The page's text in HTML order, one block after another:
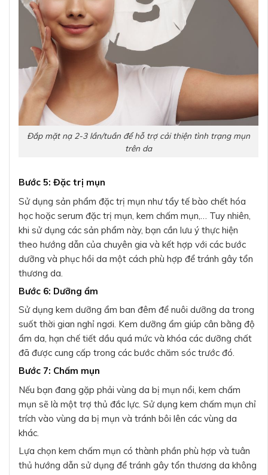
Đắp mặt nạ 2-3 lần/tuần để hỗ trợ cải thiện tình trạng mụn
trên da
Bước 5: Đặc trị mụn
Sử dụng sản phẩm đặc trị mụn như tẩy tế bào chết hóa
học hoặc serum đặc trị mụn, kem chấm mụn,… Tuy nhiên,
khi sử dụng các sản phẩm này, bạn cần lưu ý thực hiện
theo hướng dẫn của chuyên gia và kết hợp với các bước
dưỡng và phục hồi da một cách phù hợp để tránh gây tổn
thương da.
Bước 6: Dưỡng ẩm
Sử dụng kem dưỡng ẩm ban đêm để nuôi dưỡng da trong
suốt thời gian nghỉ ngơi. Kem dưỡng ẩm giúp cân bằng độ
ẩm da, hạn chế tiết dầu quá mức và khóa các dưỡng chất
đã được cung cấp trong các bước chăm sóc trước đó.
Bước 7: Chấm mụn
Nếu bạn đang gặp phải vùng da bị mụn nổi, kem chấm
mụn sẽ là một trợ thủ đắc lực. Sử dụng kem chấm mụn chỉ
trích vào vùng da bị mụn và tránh bôi lên các vùng da
khác.
Lựa chọn kem chấm mụn có thành phần phù hợp và tuân
thủ hướng dẫn sử dụng để tránh gây tổn thương da không